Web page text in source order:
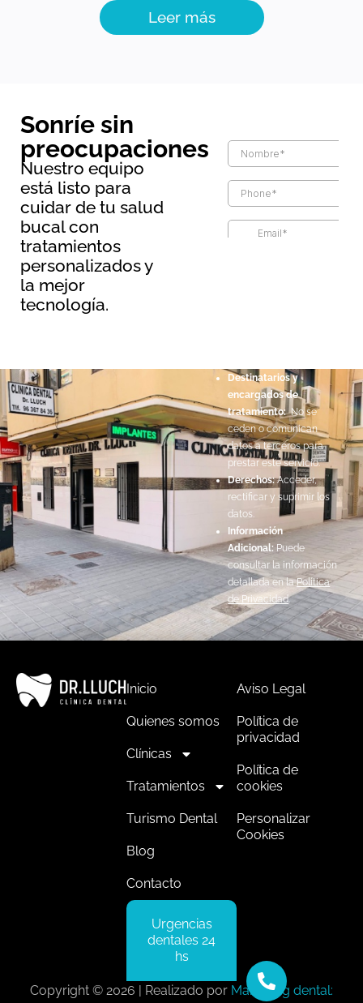
Leer más
Destinatarios y
encargados de
tratamiento:No se
ceden o comunican
datos a terceros para
prestar este servicio.
Derechos:Acceder,
rectificar y suprimir los
datos.
Información
Adicional: Puede
consultar la información
detallada en laPolítica
de Privacidad.
Sonríe sin
preocupaciones
Nuestro equipo
está listo para
cuidar de tu salud
bucal con
tratamientos
personalizados y
la mejor
tecnología.
Inicio
Quienes somos
Clínicas
Tratamientos
Turismo Dental
Blog
Contacto
Urgencias
dentales 24
hs
Aviso Legal
Política de
privacidad
Política de
cookies
Personalizar
Cookies
Copyright © 2026 | Realizado por Marketing dental: